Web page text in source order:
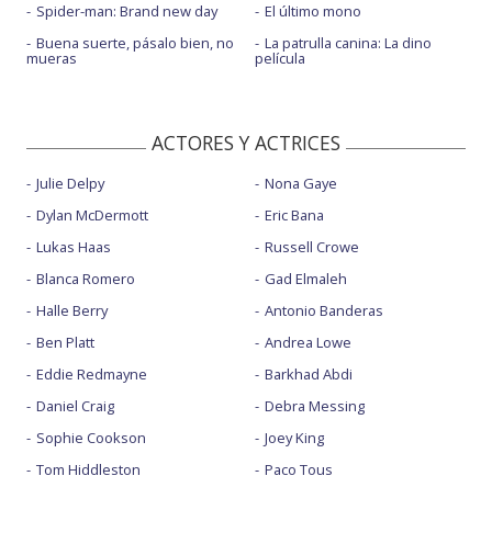
Spider-man: Brand new day
Buena suerte, pásalo bien, no
mueras
El último mono
La patrulla canina: La dino
película
ACTORES Y ACTRICES
Julie Delpy
Dylan McDermott
Lukas Haas
Blanca Romero
Halle Berry
Ben Platt
Eddie Redmayne
Daniel Craig
Sophie Cookson
Tom Hiddleston
Nona Gaye
Eric Bana
Russell Crowe
Gad Elmaleh
Antonio Banderas
Andrea Lowe
Barkhad Abdi
Debra Messing
Joey King
Paco Tous